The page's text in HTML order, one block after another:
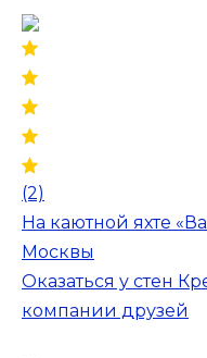
(2)
На каютной яхте
Москвы
Оказаться у стен
компании друзей